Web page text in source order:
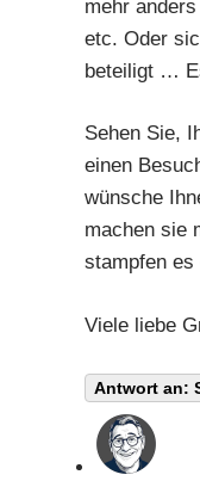
mehr
etc. Oder
beteiligt …
Sehen Sie,
einen
wünsche
machen sie
stampfen es
Viele liebe
Antwort an: